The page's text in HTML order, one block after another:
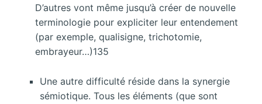
D’autres vont même jusqu’à créer de nouvelle
terminologie pour expliciter leur entendement
(par exemple, qualisigne, trichotomie,
embrayeur…)135
Une autre difficulté réside dans la synergie
sémiotique. Tous les éléments (que sont